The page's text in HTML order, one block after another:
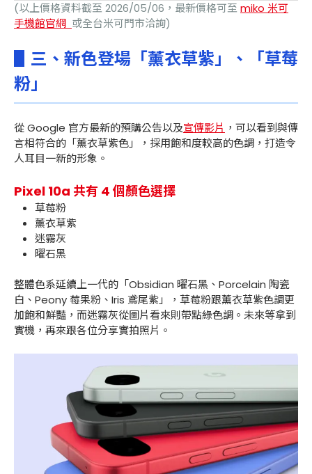
(以上價格資料截至 2026/05/06，最新價格可至 miko 米可
手機館官網 或全台米可門市洽詢)
▋三、新色登場「薰衣草紫」、「草莓
粉」
從 Google 官方最新的預購公告以及宣傳影片 ，可以看到與傳
言相符合的「薰衣草紫色」，採用飽和度較高的色調，打造令
人耳目一新的形象。
Pixel 10a 共有 4 個顏色選擇
草莓粉
薰衣草紫
迷霧灰
曜石黑
整體色系延續上一代的「Obsidian 曜石黑、Porcelain 陶瓷
白、Peony 莓果粉、Iris 鳶尾紫」，草莓粉跟薰衣草紫色調更
加飽和鮮豔，而迷霧灰從圖片看來則帶點綠色調。未來等拿到
實機，再來跟各位分享實拍照片。